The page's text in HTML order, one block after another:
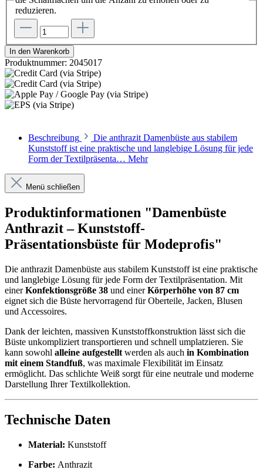
reduzieren.
In den Warenkorb
Produktnummer: 2045017
Beschreibung
Die anthrazit Damenbüste aus stabilem
Kunststoff ist eine praktische und langlebige Lösung für jede
Form der Textilpräsenta… Mehr
Menü schließen
Produktinformationen "Damenbüste
Anthrazit – Kunststoff-
Präsentationsbüste für Modeprofis"
Die anthrazit Damenbüste aus stabilem Kunststoff ist eine praktische
und langlebige Lösung für jede Form der Textilpräsentation. Mit
einerKonfektionsgröße 38 und einerKörperhöhe von 87 cm
eignet sich die Büste hervorragend für Oberteile, Jacken, Blusen
und Accessoires.
Dank der leichten, massiven Kunststoffkonstruktion lässt sich die
Büste unkompliziert transportieren und schnell umplatzieren. Sie
kann sowohl alleine aufgestellt werden als auch in Kombination
mit einem Standfuß, was maximale Flexibilität im Einsatz
ermöglicht. Das schlichte Weiß sorgt für eine neutrale und moderne
Darstellung Ihrer Textilkollektion.
Technische Daten
Material: Kunststoff
Farbe: Anthrazit